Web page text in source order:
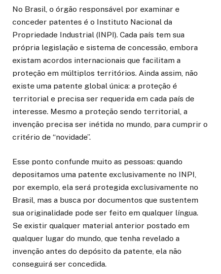
No Brasil, o órgão responsável por examinar e
conceder patentes é o Instituto Nacional da
Propriedade Industrial (INPI). Cada país tem sua
própria legislação e sistema de concessão, embora
existam acordos internacionais que facilitam a
proteção em múltiplos territórios. Ainda assim, não
existe uma patente global única: a proteção é
territorial e precisa ser requerida em cada país de
interesse. Mesmo a proteção sendo territorial, a
invenção precisa ser inétida no mundo, para cumprir o
critério de “novidade”.
Esse ponto confunde muito as pessoas: quando
depositamos uma patente exclusivamente no INPI,
por exemplo, ela será protegida exclusivamente no
Brasil, mas a busca por documentos que sustentem
sua originalidade pode ser feito em qualquer língua.
Se existir qualquer material anterior postado em
qualquer lugar do mundo, que tenha revelado a
invenção antes do depósito da patente, ela não
conseguirá ser concedida.